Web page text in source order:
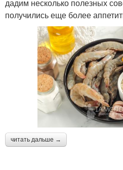
дадим несколько полезных
получились еще более
читать дальше →